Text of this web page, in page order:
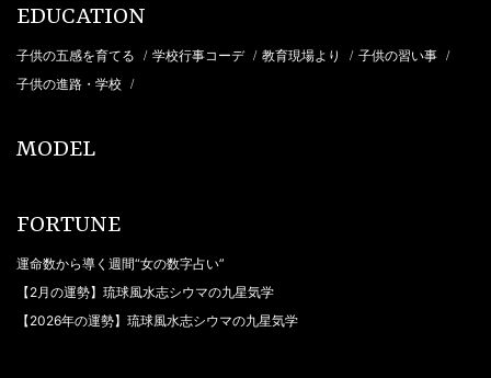
EDUCATION
子供の五感を育てる / 学校行事コーデ / 教育現場より / 子供の習い事 /
子供の進路・学校 /
MODEL
FORTUNE
運命数から導く週間“女の数字占い”
【2月の運勢】琉球風水志シウマの九星気学
【2026年の運勢】琉球風水志シウマの九星気学